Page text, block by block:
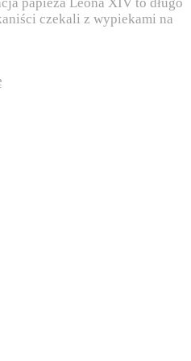
czekali z wypiekami na